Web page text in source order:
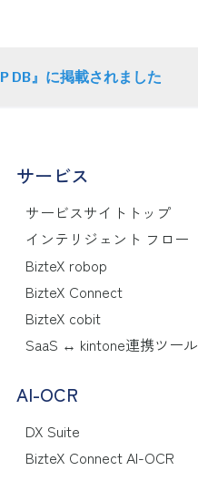
DB』に掲載されました
サービス
サービスサイトトップ
インテリジェント フロー
BizteX robop
BizteX Connect
BizteX cobit
SaaS ↔ kintone連携ツール
AI-OCR
DX Suite
BizteX Connect AI-OCR